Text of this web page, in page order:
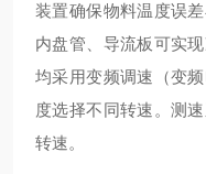
装置确保物料温度误
内盘管、导流板可实
均采用变频调速（变
度选择不同转速。测
转速。